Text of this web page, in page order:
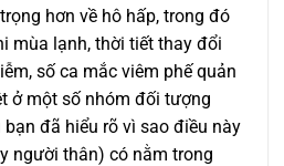
hơn về hô hấp, trong đó
mùa lạnh, thời tiết thay đổi
số ca mắc viêm phế quản
ở một số nhóm đối tượng
đã hiểu rõ vì sao điều này
người thân) có nằm trong